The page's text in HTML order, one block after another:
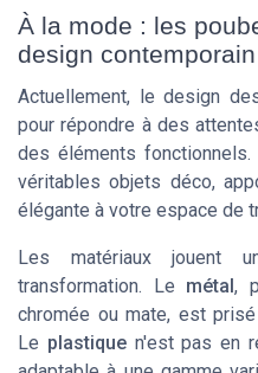
À la mode : les
design contemporain
Actuellement, le design
pour répondre à des
des éléments
véritables objets déco,
élégante à votre espace de
Les matériaux jouent
transformation. Le métal,
chromée ou mate, est
Le plastiquen'est pas en